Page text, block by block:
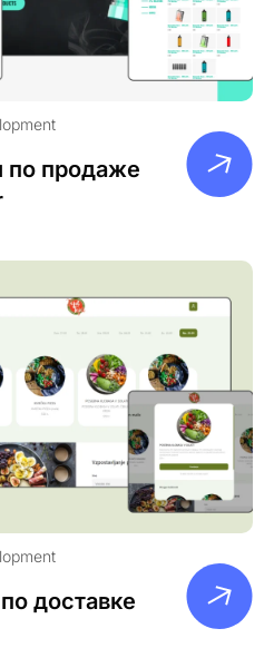
по продаже
доставке